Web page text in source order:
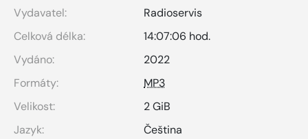
Vydavatel:
Radioservis
Celková délka:
14:07:06 hod.
Vydáno:
2022
Formáty:
MP3
Velikost:
2 GiB
Jazyk:
Čeština